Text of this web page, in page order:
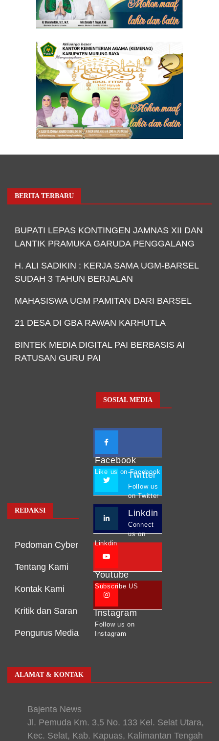
BERITA TERBARU
BUPATI LEPAS KONTINGEN JAMNAS XII DAN
LANTIK PRAMUKA GARUDA PENGGALANG
H. ALI SADIKIN : KERJA SAMA UGM-BARSEL
SUDAH 3 TAHUN BERJALAN
MAHASISWA UGM PAMITAN DARI BARSEL
21 DESA DI GBA RAWAN KARHUTLA
BINTEK MEDIA DIGITAL PAI BERBASIS AI
RATUSAN GURU PAI
REDAKSI
Pedoman Cyber
Tentang Kami
Kontak Kami
Kritik dan Saran
Pengurus Media
SOSIAL MEDIA
Facebook
Like us on Facebook
Twitter
Follow us
on Twitter
Linkdin
Connect
us on
Linkdin
Youtube
Subscribe US
Instagram
Follow us on
Instagram
ALAMAT & KONTAK
Bajenta News
Jl. Pemuda Km. 3,5 No. 133 Kel. Selat Utara,
Kec. Selat, Kab. Kapuas, Kalimantan Tengah